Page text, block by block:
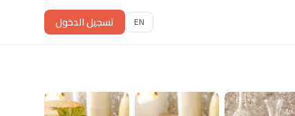
EN تسجيل الدخول